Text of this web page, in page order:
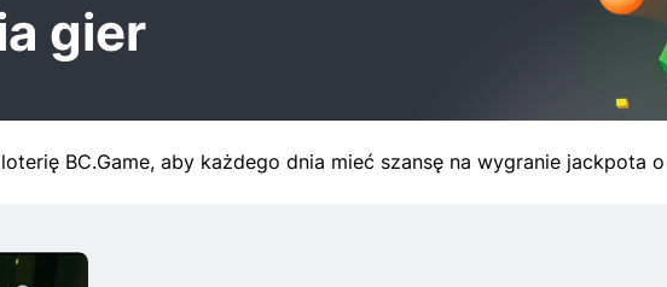
gier
BC.Game, aby każdego dnia mieć szansę na wygranie jackpota